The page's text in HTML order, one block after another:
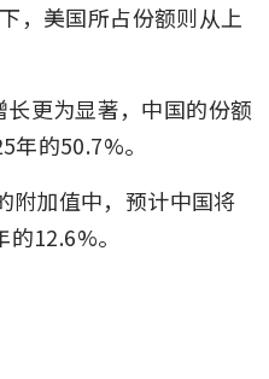
，美国所占份额则从上
更为显著，中国的份额
的50.7%。
附加值中，预计中国将
12.6%。